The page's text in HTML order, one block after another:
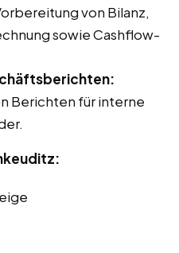
von Bilanz,
sowie Cashflow-
Berichten für interne